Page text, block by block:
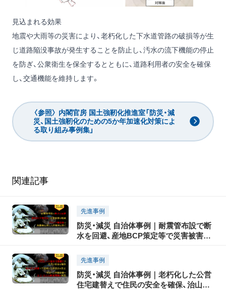
見込まれる効果
地震や大雨等の災害により、老朽化した下水道管路の破損等が生
じ道路陥没事故が発生することを防止し、汚水の流下機能の停止
を防ぎ、公衆衛生を保全するとともに、道路利用者の安全を確保
し、交通機能を維持します。
〈参照〉 内閣官房 国土強靭化推進室「防災・減
災、国土強靭化のための5か年加速化対策によ
る取り組み事例集」
関連記事
先進事例
防災・減災 自治体事例｜耐震管布設で断
水を回避、産地BCP策定等で災害被害を
的被害を防ぐ
先進事例
防災・減災 自治体事例｜老朽化した公営
住宅建替えで住民の安全を確保、治山ダ